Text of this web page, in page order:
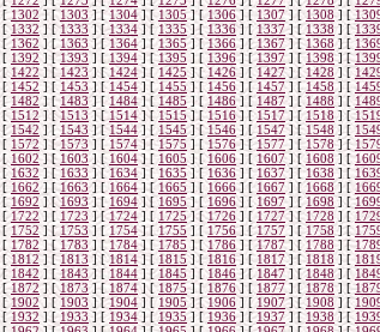
[ 1302 ] [1303 ] [1304] [ 1305] [ 1306] [ 1307] [1308] [
[1332 ] [1333] [1334 ] [1335] [1336] [1337] [1338 ] [
[1362 ] [1363 ] [1364] [ 1365] [1366] [1367] [ 1368 ] [
[ 1392 ] [1393 ] [1394] [1395 ] [1396] [1397] [ 1398] [
[ 1422] [1423] [1424] [ 1425] [1426] [1427] [1428 ] [
[ 1452 ] [ 1453 ] [1454] [ 1455 ] [ 1456] [ 1457] [1458 ] [
[ 1482] [1483] [ 1484 ] [ 1485 ] [ 1486] [1487 ] [1488 ] [
[1512 ] [1513 ] [ 1514 ] [1515] [1516] [1517] [1518] [
[1542 ] [1543 ] [1544] [ 1545] [1546] [ 1547] [ 1548 ] [
[ 1572 ] [1573] [ 1574] [1575 ] [1576] [1577] [ 1578] [
[ 1602 ] [ 1603] [ 1604] [ 1605] [1606] [1607] [1608 ] [
[ 1632 ] [ 1633 ] [1634] [1635 ] [1636] [ 1637] [1638] [
[ 1662] [1663] [ 1664 ] [1665 ] [1666] [1667 ] [1668] [
[1692 ] [1693] [1694] [ 1695] [ 1696] [1697] [ 1698] [
[1722 ] [ 1723 ] [1724 ] [ 1725] [1726 ] [ 1727] [1728 ] [
[ 1752 ] [ 1753] [ 1754] [1755 ] [1756] [1757 ] [1758 ] [
[ 1782 ] [ 1783 ] [ 1784] [1785 ] [1786 ] [1787] [1788] [
[1812] [1813 ] [1814 ] [ 1815] [1816] [ 1817] [1818 ] [
[ 1842 ] [1843] [ 1844 ] [1845 ] [1846] [1847] [1848] [
[1872 ] [1873] [ 1874] [ 1875] [ 1876] [ 1877 ] [1878] [
[1902] [1903] [1904 ] [ 1905] [1906] [ 1907] [1908 ] [
[1932 ] [1933 ] [ 1934] [ 1935] [1936] [1937 ] [ 1938 ] [